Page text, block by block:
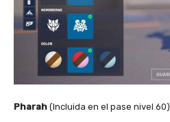
Pharah (Incluida en el pase nivel 60)